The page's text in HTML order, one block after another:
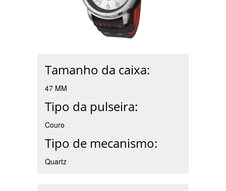
Tamanho da caixa:
47 MM
Tipo da pulseira:
Couro
Tipo de mecanismo:
Quartz